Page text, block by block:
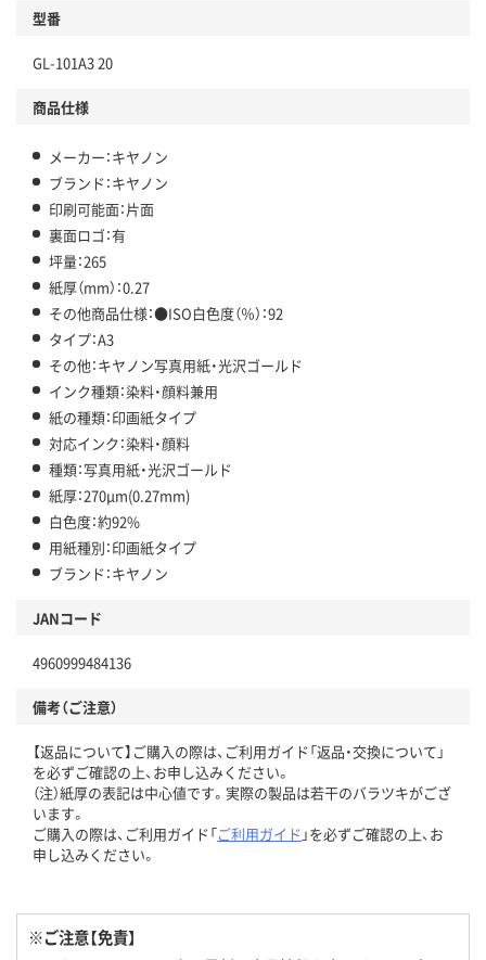
型番
GL-101A3 20
商品仕様
メーカー：キヤノン
ブランド：キヤノン
印刷可能面：片面
裏面ロゴ：有
坪量：265
紙厚（mm）：0.27
その他商品仕様：●ISO白色度（％）：92
タイプ：A3
その他：キヤノン写真用紙・光沢ゴールド
インク種類：染料・顔料兼用
紙の種類：印画紙タイプ
対応インク：染料・顔料
種類：写真用紙・光沢ゴールド
紙厚：270μm(0.27mm)
白色度：約92%
用紙種別：印画紙タイプ
ブランド：キヤノン
JANコード
4960999484136
備考（ご注意）
【返品について】ご購入の際は、ご利用ガイド「返品・交換について」
を必ずご確認の上、お申し込みください。
（注）紙厚の表記は中心値です。実際の製品は若干のバラツキがござ
います。
ご購入の際は、ご利用ガイド「ご利用ガイド 」を必ずご確認の上、お
申し込みください。
※ご注意【免責】